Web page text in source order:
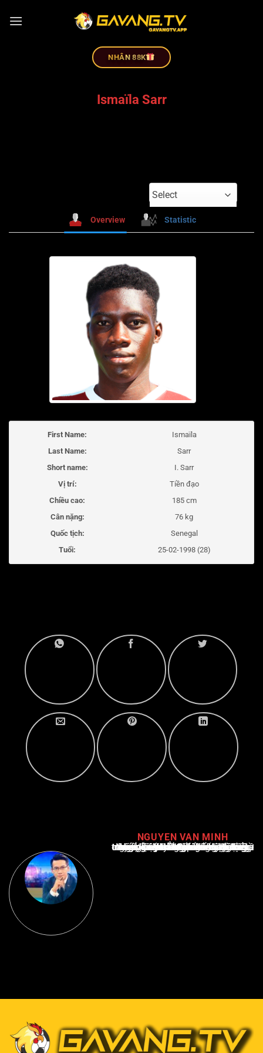
NHÂN 88K
Ismaïla Sarr
Select
Overview Statistic
First Name:
Ismaïla
Last Name:
Sarr
Short name:
I. Sarr
Vị trí:
Tiền đạo
Chiều cao:
185 cm
Cân nặng:
76 kg
Quốc tịch:
Senegal
Tuổi:
25-02-1998 (28)
NGUYEN VAN MINH
Nguyễn Văn Minh là một trong những chuyên gia hàng đầu về báo cáo tin tức thể thao tại Việt Nam, với hơn 10 năm hoạt động trong ngành. Ông có kiến thức sâu rộng và kinh nghiệm đáng kể trong việc phân tích và báo cáo về các sự kiện thể thao hàng đầu. Sự hiểu biết sâu sắc của ông về ngành này đã giúp ông xây dựng uy tín và danh tiếng trong cộng đồng báo chí thể thao.